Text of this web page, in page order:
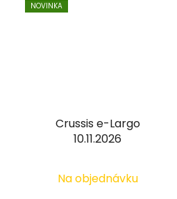
NOVINKA
Crussis e-Largo
10.11.2026
Na objednávku